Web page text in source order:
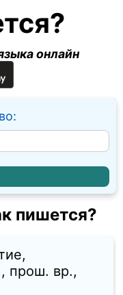
онлайн
пишется?
прош. вр.,